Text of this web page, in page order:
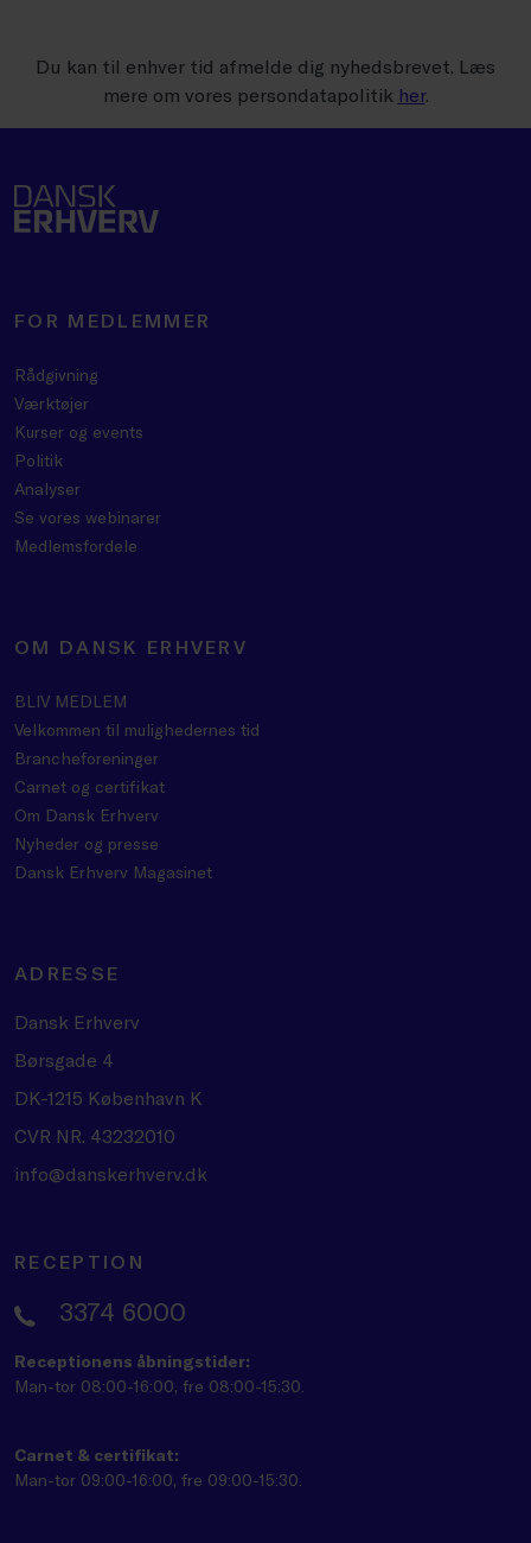
Du kan til enhver tid afmelde dig nyhedsbrevet. Læs
mere om vores persondatapolitik her.
FOR MEDLEMMER
Rådgivning
Værktøjer
Kurser og events
Politik
Analyser
Se vores webinarer
Medlemsfordele
OM DANSK ERHVERV
BLIV MEDLEM
Velkommen til mulighedernes tid
Brancheforeninger
Carnet og certifikat
Om Dansk Erhverv
Nyheder og presse
Dansk Erhverv Magasinet
ADRESSE
Dansk Erhverv
Børsgade 4
DK-1215 København K
CVR NR. 43232010
info@danskerhverv.dk
RECEPTION
3374 6000
Receptionens åbningstider:
Man-tor 08:00-16:00, fre 08:00-15:30.
Carnet & certifikat:
Man-tor 09:00-16:00, fre 09:00-15:30.